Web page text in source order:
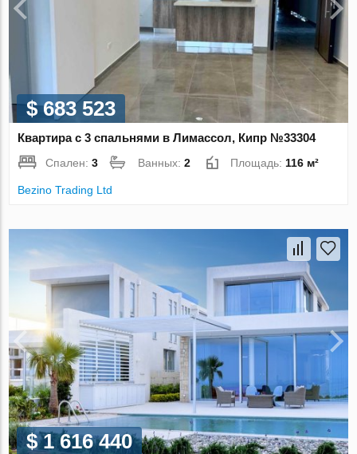
$ 683 523
Квартира с 3 спальнями в Лимассол, Кипр №33304
Спален:3 Ванных:2 Площадь: 116 м²
Bezino Trading Ltd
$ 1 616 440